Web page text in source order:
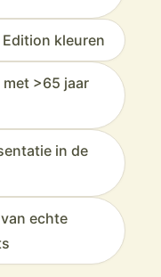
Edition kleuren
>65 jaar
in de
echte